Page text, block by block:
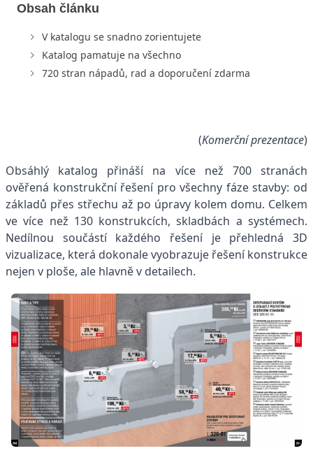
Obsah článku
V katalogu se snadno zorientujete
Katalog pamatuje na všechno
720 stran nápadů, rad a doporučení zdarma
(Komerční prezentace)
Obsáhlý katalog přináší na více než 700 stranách
ověřená konstrukční řešení pro všechny fáze stavby: od
základů přes střechu až po úpravy kolem domu. Celkem
ve více než 130 konstrukcích, skladbách a systémech.
Nedílnou součástí každého řešení je přehledná 3D
vizualizace, která dokonale vyobrazuje řešení konstrukce
nejen v ploše, ale hlavně v detailech.